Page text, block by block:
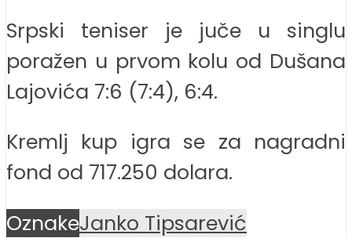
Srpski teniser je juče u singlu
poražen u prvom kolu od Dušana
Lajovića 7:6 (7:4), 6:4.
Kremlj kup igra se za nagradni
fond od 717.250 dolara.
OznakeJanko Tipsarević